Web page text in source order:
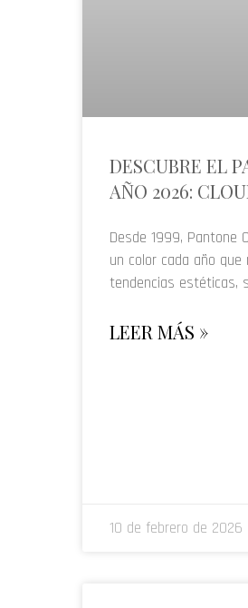
DESCUBRE EL
AÑO 2026:
Desde 1999, Pantone
un color cada año que
tendencias estéticas,
LEER MÁS »
10 de febrero de 2026